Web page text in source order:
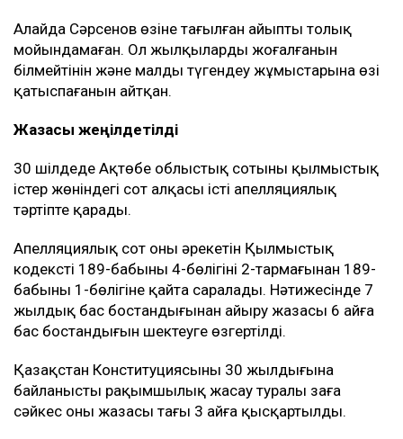
Алайда Сәрсенов өзіне тағылған айыпты толық
мойындамаған. Ол жылқылардың жоғалғанын
білмейтінін және малды түгендеу жұмыстарына өзі
қатыспағанын айтқан.
Жазасы жеңілдетілді
30 шілдеде Ақтөбе облыстық сотының қылмыстық
істер жөніндегі сот алқасы істі апелляциялық
тәртіпте қарады.
Апелляциялық сот оның әрекетін Қылмыстық
кодекстің 189-бабының 4-бөлігінің 2-тармағынан 189-
бабының 1-бөлігіне қайта саралады. Нәтижесінде 7
жылдық бас бостандығынан айыру жазасы 6 айға
бас бостандығын шектеуге өзгертілді.
Қазақстан Конституциясының 30 жылдығына
байланысты рақымшылық жасау туралы заңға
сәйкес оның жазасы тағы 3 айға қысқартылды.